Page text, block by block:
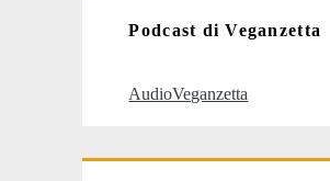
Podcast di Veganzetta
AudioVeganzetta